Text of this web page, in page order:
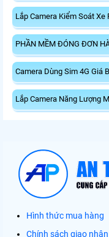
Lắp Camera Kiểm Soát Xe
PHẦN MỀM ĐÓNG ĐƠN
Camera Dùng Sim 4G Giá
Lắp Camera Năng Lượng
Hình thức mua hàng
Chính sách giao nhận